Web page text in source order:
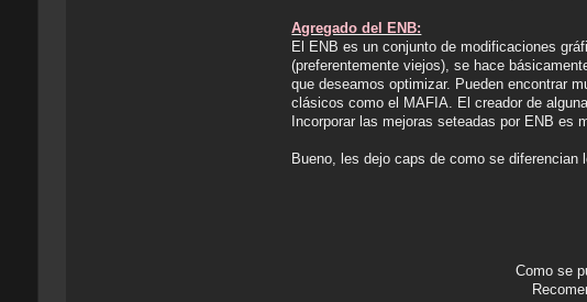
Agregado del ENB:
El ENB es un conjunto de modificaciones
(preferentemente viejos), se hace
que deseamos optimizar. Pueden encontrar
clásicos como el MAFIA. El creador de
Incorporar las mejoras seteadas por ENB es
Bueno, les dejo caps de como se
Como se